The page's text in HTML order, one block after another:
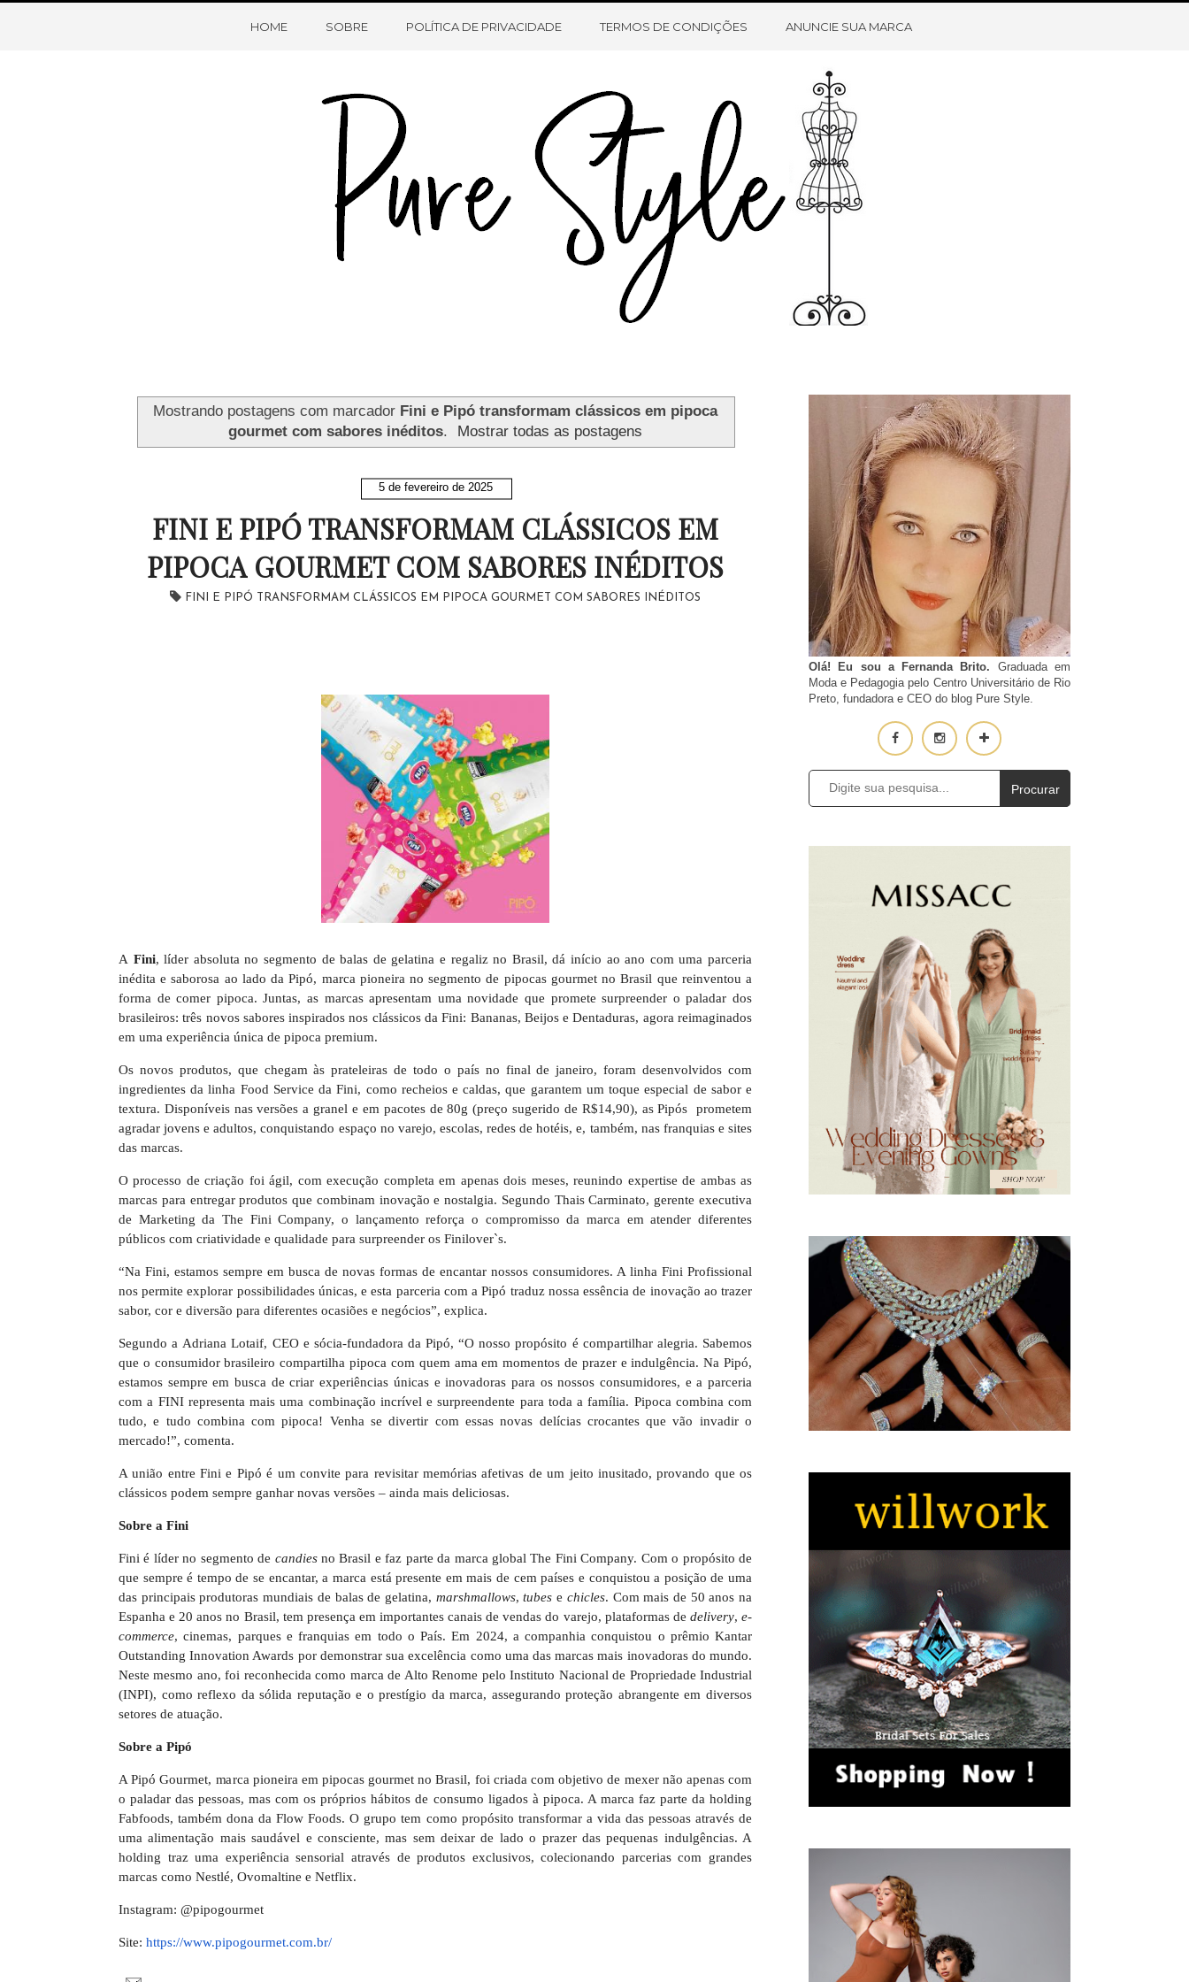
HOME SOBRE O BLOG CONTATO
HOME SOBRE POLÍTICA DE PRIVACIDADE TERMOS DE CONDIÇÕES ANUNCIE SUA MARCA
Mostrando postagens com marcador Fini e Pipó transformam clássicos em pipoca
gourmet com sabores inéditos. Mostrar todas as postagens
5 de fevereiro de 2025
FINI E PIPÓ TRANSFORMAM CLÁSSICOS EM
PIPOCA GOURMET COM SABORES INÉDITOS
FINI E PIPÓ TRANSFORMAM CLÁSSICOS EM PIPOCA GOURMET COM SABORES INÉDITOS
A Fini, líder absoluta no segmento de balas de gelatina e regaliz no Brasil, dá início ao ano com uma parceria
inédita e saborosa ao lado da Pipó, marca pioneira no segmento de pipocas gourmet no Brasil que reinventou a
forma de comer pipoca. Juntas, as marcas apresentam uma novidade que promete surpreender o paladar dos
brasileiros: três novos sabores inspirados nos clássicos da Fini: Bananas, Beijos e Dentaduras, agora reimaginados
em uma experiência única de pipoca premium.
Os novos produtos, que chegam às prateleiras de todo o país no final de janeiro, foram desenvolvidos com
ingredientes da linha Food Service da Fini, como recheios e caldas, que garantem um toque especial de sabor e
textura. Disponíveis nas versões a granel e em pacotes de 80g (preço sugerido de R$14,90), as Pipós prometem
agradar jovens e adultos, conquistando espaço no varejo, escolas, redes de hotéis, e, também, nas franquias e sites
das marcas.
O processo de criação foi ágil, com execução completa em apenas dois meses, reunindo expertise de ambas as
marcas para entregar produtos que combinam inovação e nostalgia. Segundo Thais Carminato, gerente executiva
de Marketing da The Fini Company, o lançamento reforça o compromisso da marca em atender diferentes
públicos com criatividade e qualidade para surpreender os Finilover`s.
“Na Fini, estamos sempre em busca de novas formas de encantar nossos consumidores. A linha Fini Profissional
nos permite explorar possibilidades únicas, e esta parceria com a Pipó traduz nossa essência de inovação ao trazer
sabor, cor e diversão para diferentes ocasiões e negócios”, explica.
Segundo a Adriana Lotaif, CEO e sócia-fundadora da Pipó, “O nosso propósito é compartilhar alegria. Sabemos
que o consumidor brasileiro compartilha pipoca com quem ama em momentos de prazer e indulgência. Na Pipó,
estamos sempre em busca de criar experiências únicas e inovadoras para os nossos consumidores, e a parceria
com a FINI representa mais uma combinação incrível e surpreendente para toda a família. Pipoca combina com
tudo, e tudo combina com pipoca! Venha se divertir com essas novas delícias crocantes que vão invadir o
mercado!”, comenta.
A união entre Fini e Pipó é um convite para revisitar memórias afetivas de um jeito inusitado, provando que os
clássicos podem sempre ganhar novas versões – ainda mais deliciosas.
Sobre a Fini
Fini é líder no segmento de candiesno Brasil e faz parte da marca global The Fini Company. Com o propósito de
que sempre é tempo de se encantar, a marca está presente em mais de cem países e conquistou a posição de uma
das principais produtoras mundiais de balas de gelatina, marshmallows,tubes e chicles. Com mais de 50 anos na
Espanha e 20 anos no Brasil, tem presença em importantes canais de vendas do varejo, plataformas de delivery,e-
commerce, cinemas, parques e franquias em todo o País. Em 2024, a companhia conquistou o prêmio Kantar
Outstanding Innovation Awards por demonstrar sua excelência como uma das marcas mais inovadoras do mundo.
Neste mesmo ano, foi reconhecida como marca de Alto Renome pelo Instituto Nacional de Propriedade Industrial
(INPI), como reflexo da sólida reputação e o prestígio da marca, assegurando proteção abrangente em diversos
setores de atuação.
Sobre a Pipó
A Pipó Gourmet, marca pioneira em pipocas gourmet no Brasil, foi criada com objetivo de mexer não apenas com
o paladar das pessoas, mas com os próprios hábitos de consumo ligados à pipoca. A marca faz parte da holding
Fabfoods, também dona da Flow Foods. O grupo tem como propósito transformar a vida das pessoas através de
uma alimentação mais saudável e consciente, mas sem deixar de lado o prazer das pequenas indulgências. A
holding traz uma experiência sensorial através de produtos exclusivos, colecionando parcerias com grandes
marcas como Nestlé, Ovomaltine e Netflix.
Instagram: @pipogourmet
Site: https://www.pipogourmet.com.br/
Olá! Eu sou a Fernanda Brito. Graduada em
Moda e Pedagogia pelo Centro Universitário de Rio
Preto, fundadora e CEO do blog Pure Style.
Procurar